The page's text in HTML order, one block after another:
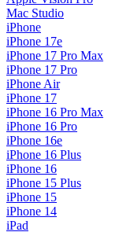
Mac Studio
iPhone
iPhone 17e
iPhone 17 Pro Max
iPhone 17 Pro
iPhone Air
iPhone 17
iPhone 16 Pro Max
iPhone 16 Pro
iPhone 16e
iPhone 16 Plus
iPhone 16
iPhone 15 Plus
iPhone 15
iPhone 14
iPad